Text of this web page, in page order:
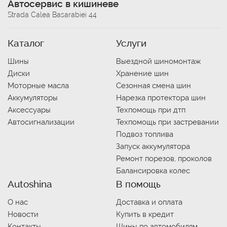
Автосервис в кишиневе
Strada Calea Basarabiei 44
Каталог
Шины
Диски
Моторные масла
Аккумуляторы
Аксессуары
Автосигнализации
Услуги
Выездной шиномонтаж
Хранение шин
Сезонная смена шин
Нарезка протектора шин
Техпомощь при дтп
Техпомощь при застревании
Подвоз топлива
Запуск аккумулятора
Ремонт порезов, проколов
Балансировка колес
Autoshina
О нас
Новости
В помощь
Доставка и оплата
Купить в кредит